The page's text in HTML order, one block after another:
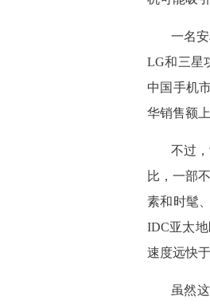
一名
LG和三星
中国手机
华销售额
不过
比，一部
素和时髦
IDC亚太
速度远快
虽然